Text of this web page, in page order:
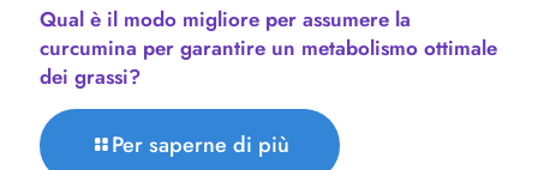
Qual è il modo migliore per assumere la
curcumina per garantire un metabolismo ottimale
dei grassi?
Per saperne di più